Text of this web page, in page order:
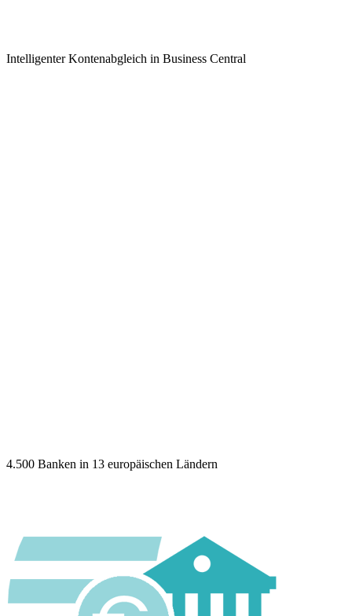
Intelligenter Kontenabgleich in Business Central
4.500 Banken in 13 europäischen Ländern